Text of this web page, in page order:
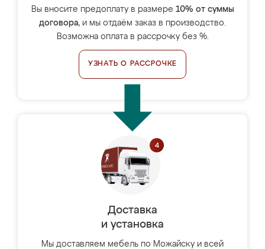
Вы вносите предоплату в размере 10% от суммы
договора, и мы отдаём заказ в производство.
Возможна оплата в рассрочку без %.
УЗНАТЬ О РАССРОЧКЕ
Доставка
и установка
Мы доставляем мебель по Можайску и всей